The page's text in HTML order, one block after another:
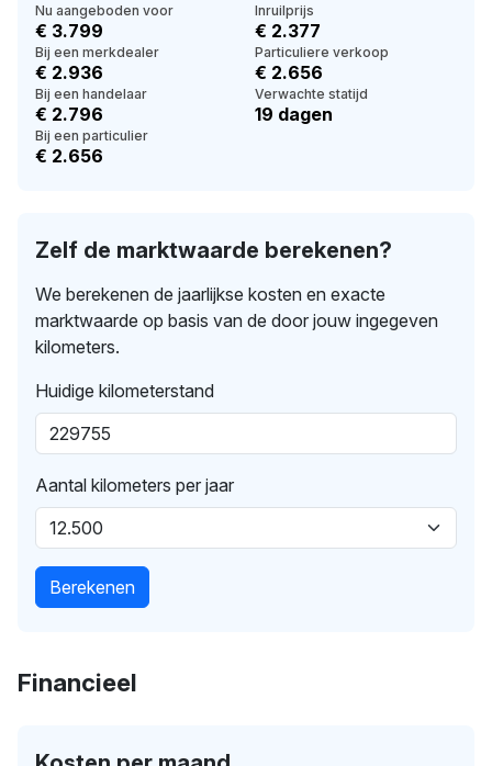
Nu aangeboden voor
€ 3.799
Bij een merkdealer
€ 2.936
Bij een handelaar
€ 2.796
Bij een particulier
€ 2.656
Inruilprijs
€ 2.377
Particuliere verkoop
€ 2.656
Verwachte statijd
19 dagen
Zelf de marktwaarde berekenen?
We berekenen de jaarlijkse kosten en exacte
marktwaarde op basis van de door jouw ingegeven
kilometers.
Huidige kilometerstand
Aantal kilometers per jaar
Berekenen
Financieel